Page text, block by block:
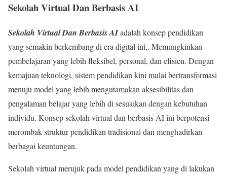
Sekolah Virtual Dan Berbasis AI
Sekolah Virtual Dan Berbasis AIadalah konsep pendidikan
yang semakin berkembang di era digital ini,. Memungkinkan
pembelajaran yang lebih fleksibel, personal, dan efisien. Dengan
kemajuan teknologi, sistem pendidikan kini mulai bertransformasi
menuju model yang lebih mengutamakan aksesibilitas dan
pengalaman belajar yang lebih di sesuaikan dengan kebutuhan
individu. Konsep sekolah virtual dan berbasis AI ini berpotensi
merombak struktur pendidikan tradisional dan menghadirkan
berbagai keuntungan.
Sekolah virtual merujuk pada model pendidikan yang di lakukan